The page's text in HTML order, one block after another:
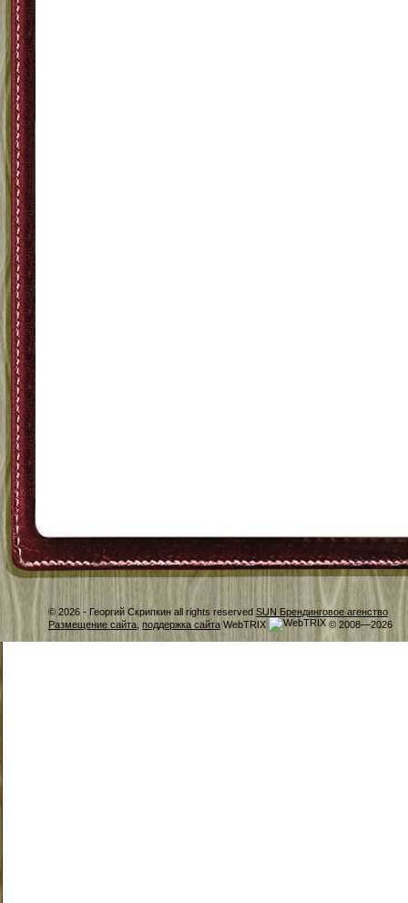
© 2026 - Георгий Скрипкин all rights reserved SUN Брендинговое агенство
Размещение сайта, поддержка сайта WebTRIX © 2008—2026